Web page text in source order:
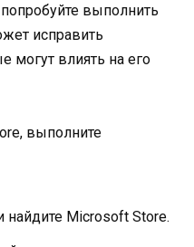
выполнить
исправить
влиять на его
выполните
Microsoft Store.